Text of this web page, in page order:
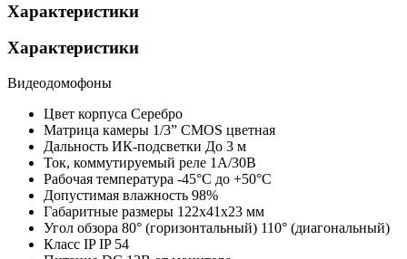
Характеристики
Характеристики
Видеодомофоны
Цвет корпуса Серебро
Матрица камеры 1/3” CMOS цветная
Дальность ИК-подсветки До 3 м
Ток, коммутируемый реле 1А/30В
Рабочая температура -45°С до +50°С
Допустимая влажность 98%
Габаритные размеры 122х41х23 мм
Угол обзора 80° (горизонтальный) 110° (диагональный)
Класс IP IP 54